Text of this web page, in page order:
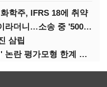
학주, IFRS 18에 취약
(단독)법원엔 "가치 0원"이라더니…소송 중 '500원 유증' 강행한 라인게임즈
삼립
(단독)한공회, 'CB 뻥튀기' 논란 평가모형 한계 인정…당국 방관 속 장부 왜곡 수두룩